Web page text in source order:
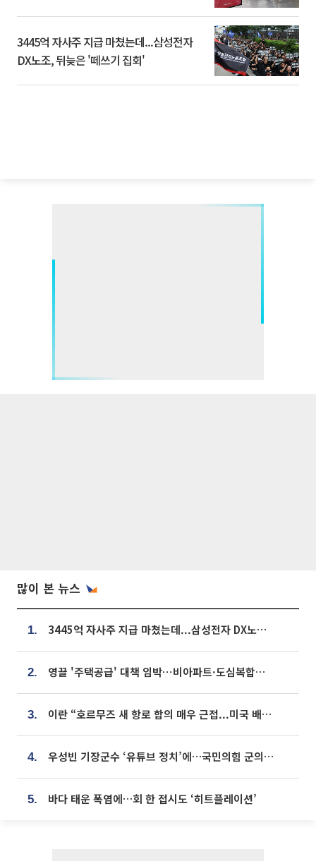
3445억 자사주 지급 마쳤는데...삼성전자
DX노조, 뒤늦은 '떼쓰기 집회'
많이 본 뉴스
1. 3445억 자사주 지급 마쳤는데...삼성전자 DX노조, 뒤늦은 '떼쓰기 집회'
2. 영끌 '주택공급' 대책 임박⋯비아파트·도심복합까지 총동원
3. 이란 “호르무즈 새 항로 합의 매우 근접...미국 배상 먼저”
4. 우성빈 기장군수 ‘유튜브 정치’에…국민의힘 군의원들 집단 반발
5. 바다 태운 폭염에…회 한 접시도 ‘히트플레이션’